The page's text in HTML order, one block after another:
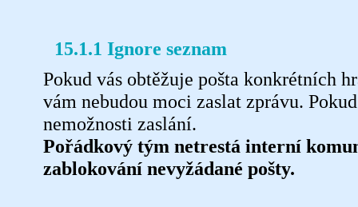
15.1.1 Ignore seznam
Pokud vás obtěžuje pošta konkrétních
vám nebudou moci zaslat zprávu.
nemožnosti zaslání.
Pořádkový tým netrestá interní
zablokování nevyžádané pošty.